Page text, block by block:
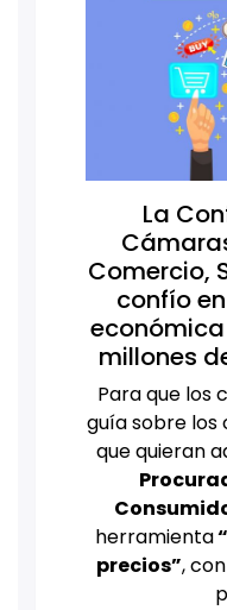
La
Comercio,
confío
millones
Para que los
guía sobre los
que quieran
herramienta
precios”,